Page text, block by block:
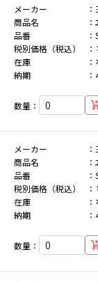
メーカー
商品名
品番
税別価格（税込）
在庫
納期
数量：
メーカー
商品名
品番
税別価格（税込）
在庫
納期
数量：